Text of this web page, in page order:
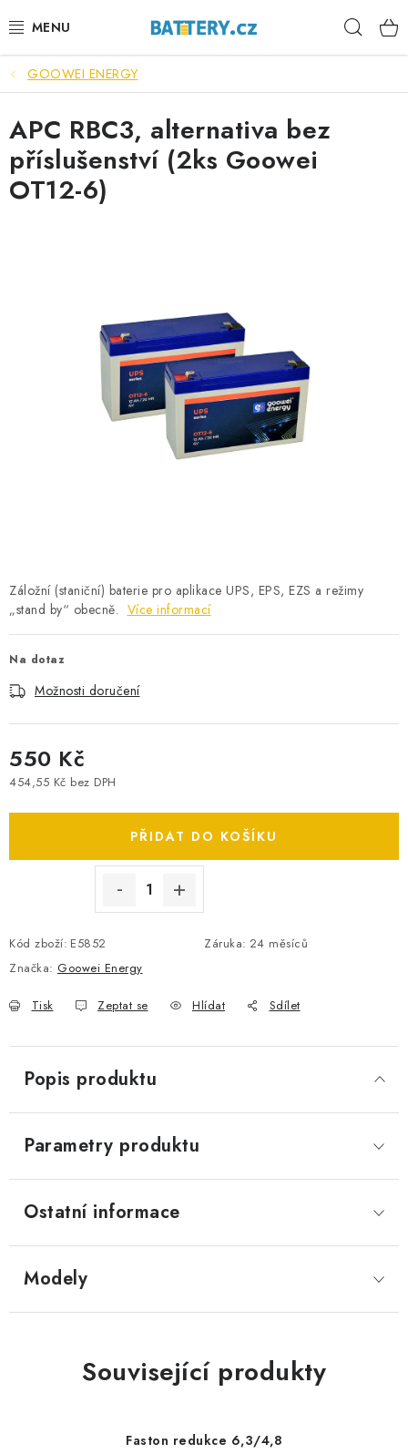
na
VÝHODNÉ SETY
SLUŽBY
AUTOBATERIE
BATERIOVÉ BOXY
POWERBANKY
FOTOVOLTAIKA
TESTERY BATERIÍ
BATERIE PRO NOUZOVÁ OSVĚTLENÍ
SPOTŘEBNÍ BATERIE
KONFIGURÁTOR AUTOBATERIÍ
O NÁS
OCHRANA OSOBNÍCH ÚDAJŮ
JAK NA TO S BATTERY.CZ
ZPĚTNÝ ODBĚR ELEKTROZAŘÍZENÍ A BATERIÍ
GOOWEI ENERGY
Záložní (staniční) baterie pro aplikace UPS, EPS, EZS a režimy
„stand by“ obecně. Více informací
Na dotaz
Možnosti doručení
550 Kč
454,55 Kč bez DPH
PŘIDAT DO KOŠÍKU
Kód zboží: E5852 Záruka: 24 měsíců
Značka: Goowei Energy
Tisk Zeptat se Hlídat Sdílet
APC RBC3, alternativa bez
příslušenství (2ks Goowei
OT12-6)
Popis produktu
Parametry produktu
Ostatní informace
Modely
Související produkty
Faston redukce 6,3/4,8